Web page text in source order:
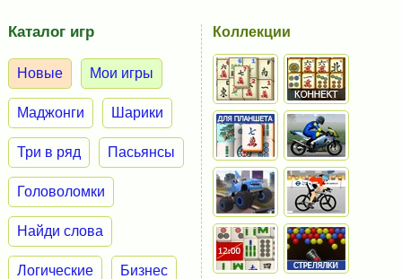
Каталог игр
Новые Мои игры
Маджонги Шарики
Три в ряд Пасьянсы
Головоломки
Найди слова
Логические Бизнес
Коллекции